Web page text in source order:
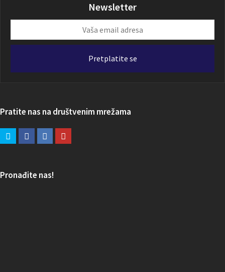
Newsletter
email
Pretplatite se
Pratite nas na društvenim mrežama
Pronađite nas!